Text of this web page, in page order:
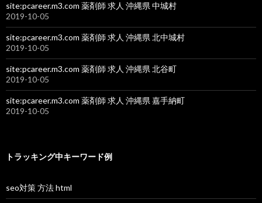
site:pcareer.m3.com 薬剤師 求人 沖縄県 中城村
2019-10-05
site:pcareer.m3.com 薬剤師 求人 沖縄県 北中城村
2019-10-05
site:pcareer.m3.com 薬剤師 求人 沖縄県 北谷町
2019-10-05
site:pcareer.m3.com 薬剤師 求人 沖縄県 嘉手納町
2019-10-05
トラッキング中キーワード例
seo対策 方法 html